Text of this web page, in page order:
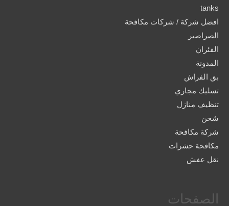
tanks
افضل شركة / شركات مكافحة
الصراصير
الفئران
المدونة
بق الفراش
تسليك مجاري
تنظيف منازل
شحن
شركة مكافحة
مكافحة حشرات
نقل عفش
الصفحات